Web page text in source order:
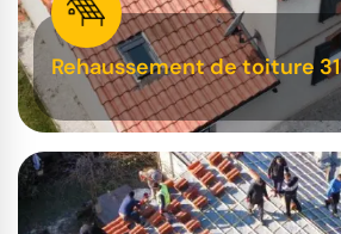
Rehaussement de toiture 31